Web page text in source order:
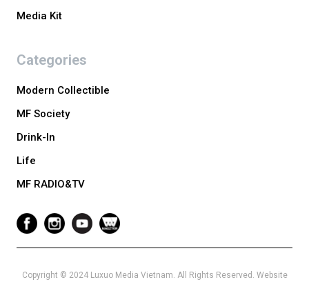
Media Kit
Categories
Modern Collectible
MF Society
Drink-In
Life
MF RADIO&TV
Copyright © 2024 Luxuo Media Vietnam. All Rights Reserved. Website